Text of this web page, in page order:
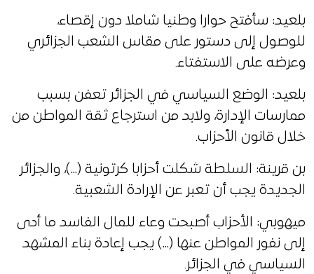
بلعيد: سأفتح حوارا وطنيا شاملا دون إقصاء،
للوصول إلى دستور على مقاس الشعب الجزائري
وعرضه على الاستفتاء.
بلعيد: الوضع السياسي في الجزائر تعفن بسبب
ممارسات الإدارة، ولابد من استرجاع ثقة المواطن من
خلال قانون الأحزاب.
بن قرينة: السلطة شكلت أحزابا كرتونية (…)، والجزائر
الجديدة يجب أن تعبر عن الإرادة الشعبية.
ميهوبي: الأحزاب أصبحت وعاء للمال الفاسد ما أدى
إلى نفور المواطن عنها (…) يجب إعادة بناء المشهد
السياسي في الجزائر.